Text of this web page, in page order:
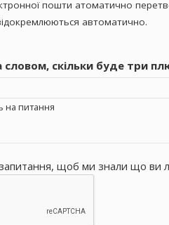
пошти атоматично
автоматично.
скільки буде три
на питання
щоб ми знали що ви